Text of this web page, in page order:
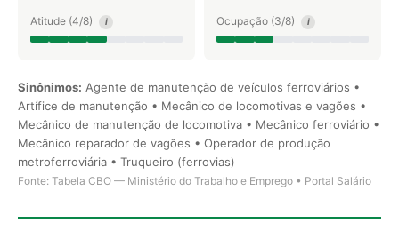
Atitude (4/8) i Ocupação (3/8) i
Sinônimos: Agente de manutenção de veículos ferroviários •
Artífice de manutenção • Mecânico de locomotivas e vagões •
Mecânico de manutenção de locomotiva • Mecânico ferroviário •
Mecânico reparador de vagões • Operador de produção
metroferroviária • Truqueiro (ferrovias)
Fonte: Tabela CBO — Ministério do Trabalho e Emprego • Portal Salário